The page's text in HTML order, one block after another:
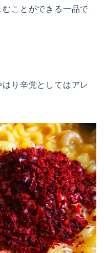
ことができる一品で
り辛党としてはアレ